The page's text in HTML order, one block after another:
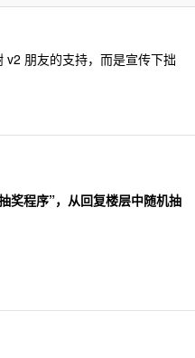
朋友的支持，而是宣传下拙
奖程序”，从回复楼层中随机抽